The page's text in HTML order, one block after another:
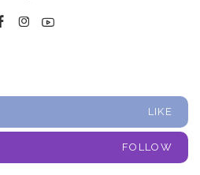
LIKE
FOLLOW